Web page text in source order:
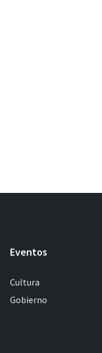
Eventos
Cultura
Gobierno